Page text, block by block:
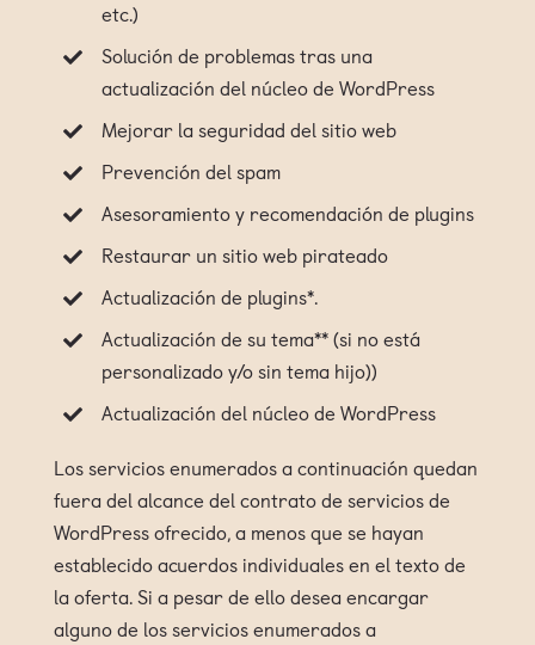
etc.)
Solución de problemas tras una
actualización del núcleo de WordPress
Mejorar la seguridad del sitio web
Prevención del spam
Asesoramiento y recomendación de plugins
Restaurar un sitio web pirateado
Actualización de plugins*.
Actualización de su tema** (si no está
personalizado y/o sin tema hijo))
Actualización del núcleo de WordPress
Los servicios enumerados a continuación quedan
fuera del alcance del contrato de servicios de
WordPress ofrecido, a menos que se hayan
establecido acuerdos individuales en el texto de
la oferta. Si a pesar de ello desea encargar
alguno de los servicios enumerados a